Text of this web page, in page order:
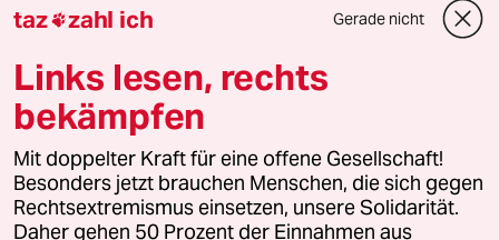
Downloads für Abonnierende
© 2026 taz Verlags und Vertriebs GmbH
Alle Rechte vorbehalten. Bei rechtlichen Fragen oder für Genehmigungen
wenden Sie sich bitte an
lizenzen@taz.de
taz zahl ich Gerade nicht
Links lesen, rechts
bekämpfen
Mit doppelter Kraft für eine offene Gesellschaft!
Besonders jetzt brauchen Menschen, die sich gegen
Rechtsextremismus einsetzen, unsere Solidarität.
Daher gehen 50 Prozent der Einnahmen aus